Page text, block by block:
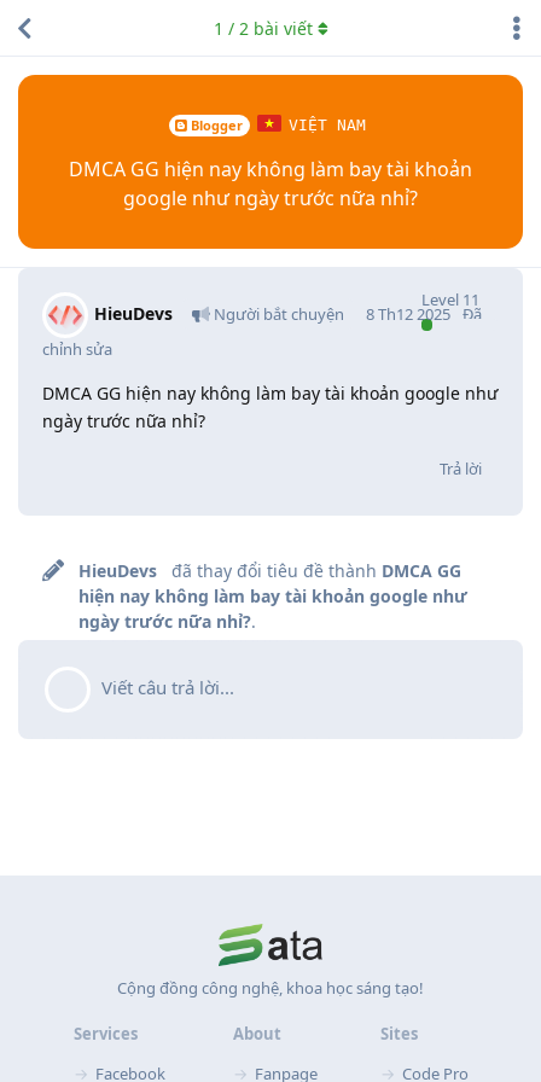
Blogger VIỆT NAM
DMCA GG hiện nay không làm bay tài khoản
google như ngày trước nữa nhỉ?
1 / 2bài viết
HieuDevs Người bắt chuyện
Level 11
8 Th12 2025 Đã
chỉnh sửa
DMCA GG hiện nay không làm bay tài khoản google như
ngày trước nữa nhỉ?
Trả lời
HieuDevs đã thay đổi tiêu đề thành DMCA GG
hiện nay không làm bay tài khoản google như
ngày trước nữa nhỉ?.
Viết câu trả lời...
Cộng đồng công nghệ, khoa học sáng tạo!
Services
Facebook
About
Fanpage
Sites
Code Pro